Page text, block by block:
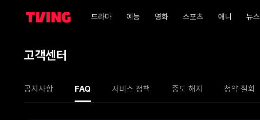
드라마 예능 영화 스포츠 애니 뉴스
고객센터
공지사항 FAQ 서비스 정책 중도 해지 청약 철회